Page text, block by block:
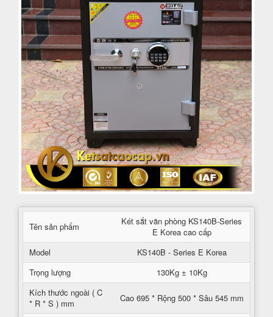
Tên sản phẩm
Két sắt văn phòng KS140B-Series
E Korea cao cấp
Model
KS140B - Series E Korea
Trọng lượng
130Kg ± 10Kg
Kích thước ngoài ( C
* R * S ) mm
Cao 695 * Rộng 500 * Sâu 545 mm